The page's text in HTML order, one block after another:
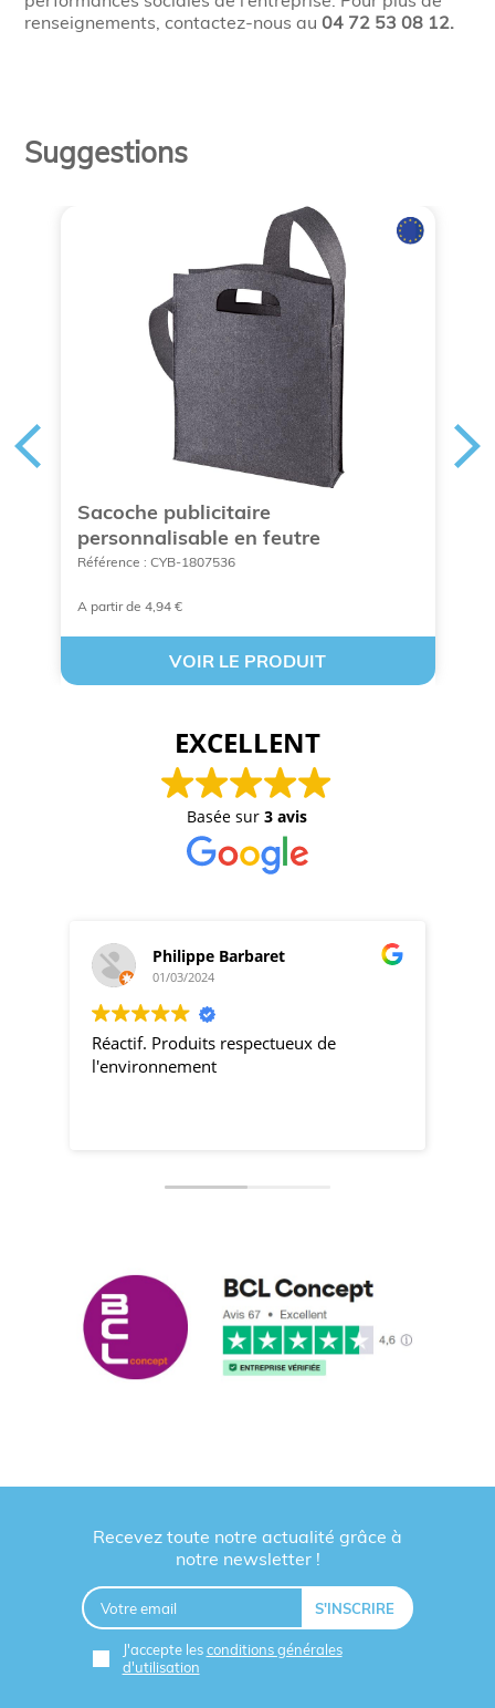
renseignements, contactez-nous au04 72 53 08 12.
Suggestions
Sacoche publicitaire
personnalisable en feutre
Référence : CYB-1807536
A partir de 4,94 €
VOIR LE PRODUIT
EXCELLENT
Basée sur3 avis
Philippe Barbaret
01/03/2024
Réactif. Produits respectueux de
l'environnement
Recevez toute notre actualité grâce à
notre newsletter !
J'accepte lesconditions générales
d'utilisation